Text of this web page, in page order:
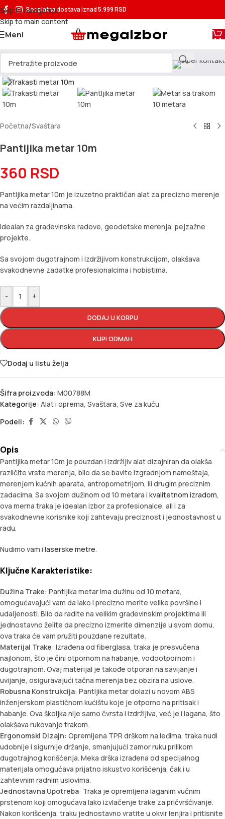
Skip to navigation
Skip to main content
Besplatna dostavaiznad 5.999 RSD
Meni
Kliknite za uvećanje
Početna/Svaštara
Pantljika metar 10m
360 RSD
Pantljika metar 10m je izuzetno praktičan alat za precizno merenje
na većim razdaljinama.
Idealan za građevinske radove, geodetske merenja, pejzažne
projekte.
Sa svojom dugotrajnom i izdržljivom konstrukcijom, olakšava
svakodnevne zadatke profesionalcima i hobistima.
- +
DODAJ U KORPU
KUPI ODMAH
Dodaj u listu želja
Šifra proizvoda: M00788M
Kategorije: Alat i oprema, Svaštara, Sve za kuću
Podeli:
Opis
Pantljika metar 10m je pouzdan i izdržljiv alat dizajniran da olakša
različite vrste merenja, bilo da se bavite izgradnjom nameštaja,
merenjem kućnih aparata, antropometrijom, ili drugim preciznim
zadacima. Sa svojom dužinom od 10 metara i kvalitetnom izradom,
ova merna traka je idealan izbor za profesionalce, ali i za
svakodnevne korisnike koji zahtevaju preciznost i jednostavnost u
radu.
Nudimo vam i laserske metre.
Ključne Karakteristike:
Dužina Trake: Pantljika metar ima dužinu od 10 metara,
omogućavajući vam da lako i precizno merite velike površine i
udaljenosti. Bilo da radite na velikim građevinskim projektima ili
jednostavno želite da precizno izmerite dimenzije u svom domu,
ova traka će vam pružiti pouzdane rezultate.
Materijal Trake: Izrađena od fiberglasa, traka je presvučena
najlonom, što je čini otpornom na habanje, vodootpornom i
dugotrajnom. Ovaj materijal je takođe otporan na savijanje i
uvijanje, osiguravajući tačna merenja bez obzira na uslove.
Robusna Konstrukcija: Pantljika metar dolazi u novom ABS
inženjerskom plastičnom kućištu koje je otporno na pritisak i
habanje. Ova školjka nije samo čvrsta i izdržljiva, već je i lagana, što
olakšava rukovanje trakom.
Ergonomski Dizajn: Opremljena TPR drškom na leđima, traka nudi
udobnije i sigurnije držanje, smanjujući zamor ruku prilikom
dugotrajnog korišćenja. Meka drška izrađena od specijalnog
materijala omogućava prijatno iskustvo korišćenja, čak i u
zahtevnim radnim uslovima.
Jednostavna Upotreba: Traka je opremljena laganim vučnim
prstenom koji omogućava lako izvlačenje trake za pričvršćivanje.
Nakon korišćenja, traku jednostavno vratite u okvir lenjira i pritisnite